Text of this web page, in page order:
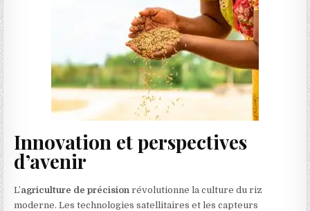
Innovation et perspectives
d’avenir
L’agriculture de précision révolutionne la culture du riz
moderne. Les technologies satellitaires et les capteurs